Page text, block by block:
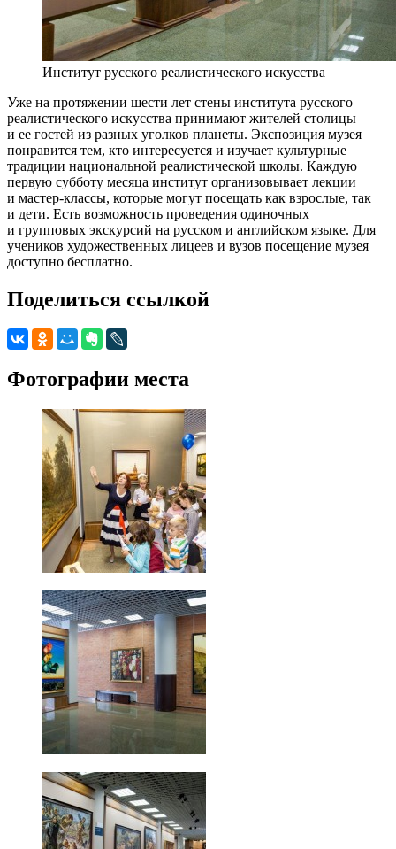
Институт русского реалистического искусства
Уже на протяжении шести лет стены института русского
реалистического искусства принимают жителей столицы
и ее гостей из разных уголков планеты. Экспозиция музея
понравится тем, кто интересуется и изучает культурные
традиции национальной реалистической школы. Каждую
первую субботу месяца институт организовывает лекции
и мастер-классы, которые могут посещать как взрослые, так
и дети. Есть возможность проведения одиночных
и групповых экскурсий на русском и английском языке. Для
учеников художественных лицеев и вузов посещение музея
доступно бесплатно.
Поделиться ссылкой
Фотографии места